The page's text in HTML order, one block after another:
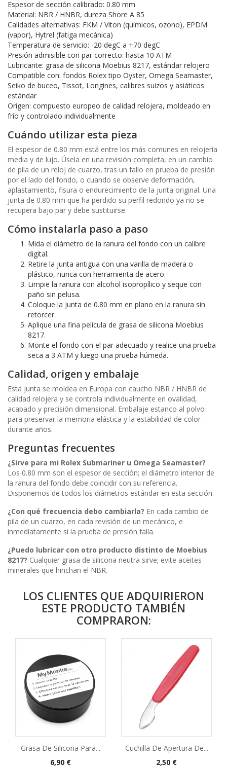
Espesor de sección calibrado: 0.80 mm
Material: NBR / HNBR, dureza Shore A 85
Calidades alternativas: FKM / Viton (químicos, ozono), EPDM
(vapor), Hytrel (fatiga mecánica)
Temperatura de servicio: -20 degC a +70 degC
Presión admisible con par correcto: hasta 10 ATM
Lubricante: grasa de silicona Moebius 8217, estándar relojero
Compatible con: fondos Rolex tipo Oyster, Omega Seamaster,
Seiko de buceo, Tissot, Longines, calibres suizos y asiáticos
estándar
Origen: compuesto europeo de calidad relojera, moldeado en
frío y controlado individualmente
Cuándo utilizar esta pieza
El espesor de 0.80 mm está entre los más comunes en relojería
media y de lujo. Úsela en una revisión completa, en un cambio
de pila de un reloj de cuarzo, tras un fallo en prueba de presión
por el lado del fondo, o cuando se observe deformación,
aplastamiento, fisura o endurecimiento de la junta original. Una
junta de 0.80 mm que ha perdido su perfil redondo ya no se
recupera bajo par y debe sustituirse.
Cómo instalarla paso a paso
Mida el diámetro de la ranura del fondo con un calibre
digital.
Retire la junta antigua con una varilla de madera o
plástico, nunca con herramienta de acero.
Limpie la ranura con alcohol isopropílico y seque con
paño sin pelusa.
Coloque la junta de 0.80 mm en plano en la ranura sin
retorcer.
Aplique una fina película de grasa de silicona Moebius
8217.
Monte el fondo con el par adecuado y realice una prueba
seca a 3 ATM y luego una prueba húmeda.
Calidad, origen y embalaje
Esta junta se moldea en Europa con caucho NBR / HNBR de
calidad relojera y se controla individualmente en ovalidad,
acabado y precisión dimensional. Embalaje estanco al polvo
para preservar la memoria elástica y la estabilidad de color
durante años.
Preguntas frecuentes
¿Sirve para mi Rolex Submariner u Omega Seamaster?
Los 0.80 mm son el espesor de sección; el diámetro interior de
la ranura del fondo debe coincidir con su referencia.
Disponemos de todos los diámetros estándar en esta sección.
¿Con qué frecuencia debo cambiarla? En cada cambio de
pila de un cuarzo, en cada revisión de un mecánico, e
inmediatamente si la prueba de presión falla.
¿Puedo lubricar con otro producto distinto de Moebius
8217? Cualquier grasa de silicona neutra sirve; evite aceites
minerales que hinchan el NBR.
LOS CLIENTES QUE ADQUIRIERON
ESTE PRODUCTO TAMBIÉN
COMPRARON:
Grasa De Silicona Para...
Precio
6,90 €
Cuchilla De Apertura De...
Precio
2,50 €